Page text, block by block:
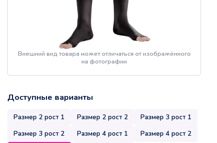
Внешний вид товара может отличаться от изображённого
на фотографии
Доступные варианты
Размер 2 рост 1 Размер 2 рост 2
Размер 3 рост 1
Размер 3 рост 2
Размер 4 рост 1
Размер 4 рост 2